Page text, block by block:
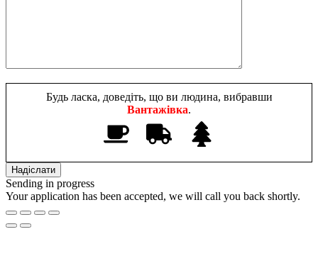
Будь ласка, доведіть, що ви людина, вибравши
Вантажівка.
Sending in progress
Your application has been accepted, we will call you back shortly.